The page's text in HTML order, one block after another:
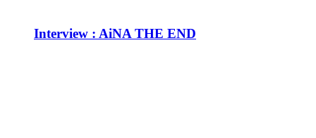
Interview : AiNA THE END